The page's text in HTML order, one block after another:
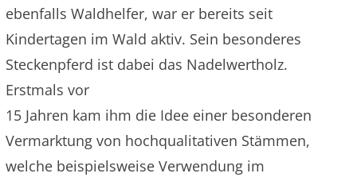
ebenfalls Waldhelfer, war er bereits seit
Kindertagen im Wald aktiv. Sein besonderes
Steckenpferd ist dabei das Nadelwertholz.
Erstmals vor
15 Jahren kam ihm die Idee einer besonderen
Vermarktung von hochqualitativen Stämmen,
welche beispielsweise Verwendung im